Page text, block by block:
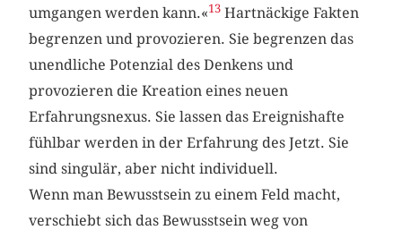
umgangen werden kann.«13 Hartnäckige Fakten
begrenzen und provozieren. Sie begrenzen das
unendliche Potenzial des Denkens und
provozieren die Kreation eines neuen
Erfahrungsnexus. Sie lassen das Ereignishafte
fühlbar werden in der Erfahrung des Jetzt. Sie
sind singulär, aber nicht individuell.
Wenn man Bewusstsein zu einem Feld macht,
verschiebt sich das Bewusstsein weg von